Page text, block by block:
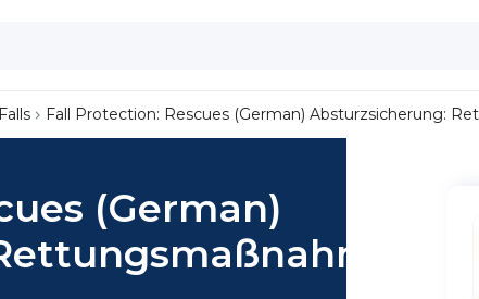
Fall Protection: Rescues (German) Absturzsicherung:
(German)